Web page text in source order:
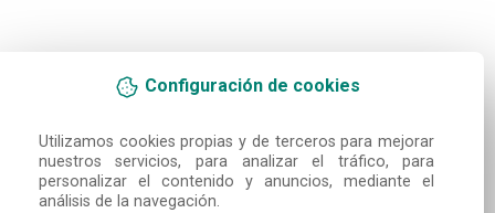
Configuración de cookies
Utilizamos cookies propias y de terceros para mejorar
nuestros servicios, para analizar el tráfico, para
personalizar el contenido y anuncios, mediante el
análisis de la navegación.